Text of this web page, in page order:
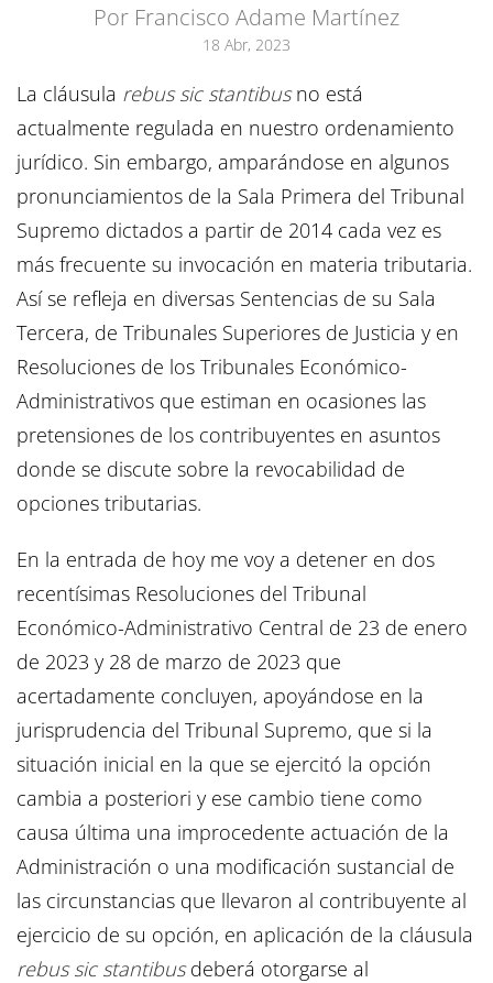
Por Francisco Adame Martínez
18 Abr, 2023
La cláusula rebus sic stantibusno está
actualmente regulada en nuestro ordenamiento
jurídico. Sin embargo, amparándose en algunos
pronunciamientos de la Sala Primera del Tribunal
Supremo dictados a partir de 2014 cada vez es
más frecuente su invocación en materia tributaria.
Así se refleja en diversas Sentencias de su Sala
Tercera, de Tribunales Superiores de Justicia y en
Resoluciones de los Tribunales Económico-
Administrativos que estiman en ocasiones las
pretensiones de los contribuyentes en asuntos
donde se discute sobre la revocabilidad de
opciones tributarias.
En la entrada de hoy me voy a detener en dos
recentísimas Resoluciones del Tribunal
Económico-Administrativo Central de 23 de enero
de 2023 y 28 de marzo de 2023 que
acertadamente concluyen, apoyándose en la
jurisprudencia del Tribunal Supremo, que si la
situación inicial en la que se ejercitó la opción
cambia a posteriori y ese cambio tiene como
causa última una improcedente actuación de la
Administración o una modificación sustancial de
las circunstancias que llevaron al contribuyente al
ejercicio de su opción, en aplicación de la cláusula
rebus sic stantibusdeberá otorgarse al